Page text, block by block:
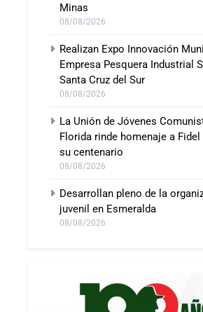
Minas
08/08/2026
Realizan Expo Innovación
Empresa Pesquera Industrial
Santa Cruz del Sur
08/08/2026
La Unión de Jóvenes
Florida rinde homenaje a
su centenario
08/08/2026
Desarrollan pleno de la
juvenil en Esmeralda
08/08/2026